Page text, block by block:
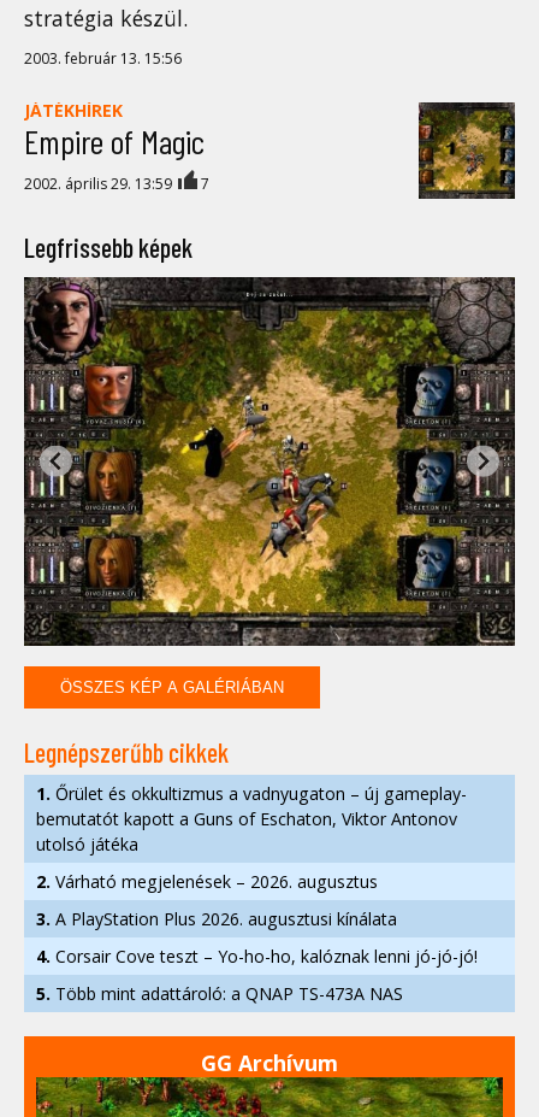
stratégia készül.
2003. február 13. 15:56
JÁTÉKHÍREK
Empire of Magic
2002. április 29. 13:59 7
Legfrissebb képek
ÖSSZES KÉP A GALÉRIÁBAN
Legnépszerűbb cikkek
1. Őrület és okkultizmus a vadnyugaton – új gameplay-
bemutatót kapott a Guns of Eschaton, Viktor Antonov
utolsó játéka
2. Várható megjelenések – 2026. augusztus
3. A PlayStation Plus 2026. augusztusi kínálata
4. Corsair Cove teszt – Yo-ho-ho, kalóznak lenni jó-jó-jó!
5. Több mint adattároló: a QNAP TS-473A NAS
GG Archívum